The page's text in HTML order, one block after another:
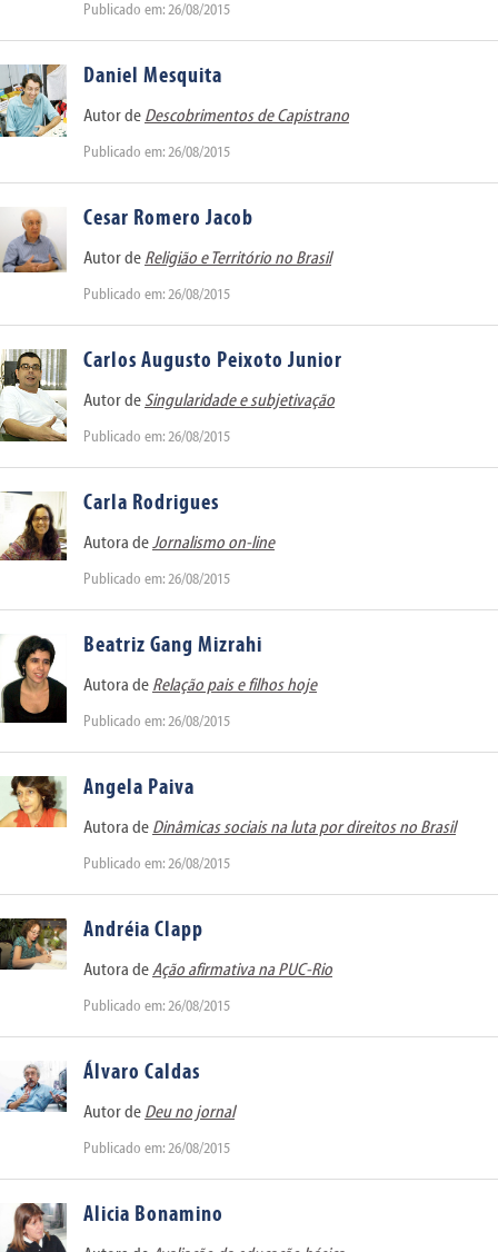
Publicado em: 26/08/2015
Daniel Mesquita
Autor de Descobrimentos de Capistrano
Publicado em: 26/08/2015
Cesar Romero Jacob
Autor de Religião e Território no Brasil
Publicado em: 26/08/2015
Carlos Augusto Peixoto Junior
Autor de Singularidade e subjetivação
Publicado em: 26/08/2015
Carla Rodrigues
Autora deJornalismo on-line
Publicado em: 26/08/2015
Beatriz Gang Mizrahi
Autora de Relação pais e filhos hoje
Publicado em: 26/08/2015
Angela Paiva
Autora de Dinâmicas sociais na luta por direitos no Brasil
Publicado em: 26/08/2015
Andréia Clapp
Autora deAção afirmativa na PUC-Rio
Publicado em: 26/08/2015
Álvaro Caldas
Autor de Deu no jornal
Publicado em: 26/08/2015
Alicia Bonamino